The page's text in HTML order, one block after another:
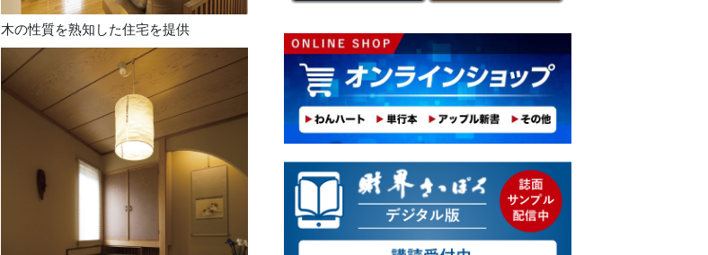
木の性質を熟知した住宅を提供